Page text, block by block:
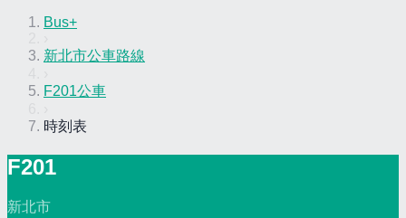
Bus+
新北市公車路線
F201公車
時刻表
F201
新北市